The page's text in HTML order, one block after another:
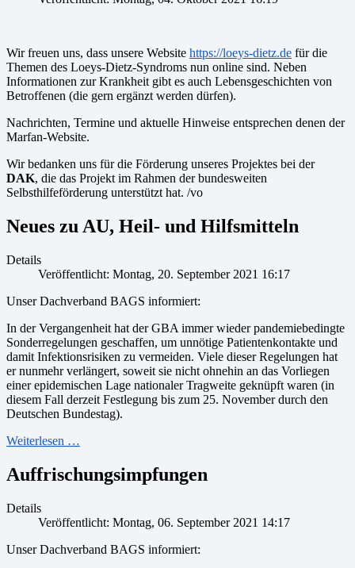
Wir freuen uns, dass unsere Website https://loeys-dietz.de für die
Themen des Loeys-Dietz-Syndroms nun online sind. Neben
Informationen zur Krankheit gibt es auch Lebensgeschichten von
Betroffenen (die gern ergänzt werden dürfen).
Nachrichten, Termine und aktuelle Hinweise entsprechen denen der
Marfan-Website.
Wir bedanken uns für die Förderung unseres Projektes bei der
DAK, die das Projekt im Rahmen der bundesweiten
Selbsthilfeförderung unterstützt hat. /vo
Neues zu AU, Heil- und Hilfsmitteln
Details
Veröffentlicht: Montag, 20. September 2021 16:17
Unser Dachverband BAGS informiert:
In der Vergangenheit hat der GBA immer wieder pandemiebedingte
Sonderregelungen geschaffen, um unnötige Patientenkontakte und
damit Infektionsrisiken zu vermeiden. Viele dieser Regelungen hat
er nunmehr verlängert, soweit sie nicht ohnehin an das Vorliegen
einer epidemischen Lage nationaler Tragweite geknüpft waren (in
diesem Fall derzeit Festlegung bis zum 25. November durch den
Deutschen Bundestag).
Weiterlesen …
Auffrischungsimpfungen
Details
Veröffentlicht: Montag, 06. September 2021 14:17
Unser Dachverband BAGS informiert: